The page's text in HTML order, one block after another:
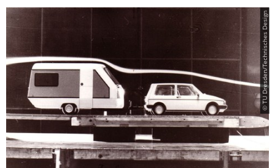
© TU Dresden/Technisches Design